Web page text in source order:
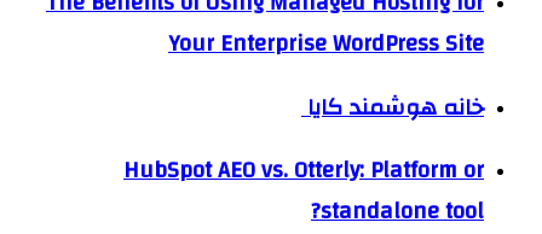
Your Enterprise WordPress Site
خانه هوشمند کایا
HubSpot AEO vs. Otterly: Platform or
standalone tool?